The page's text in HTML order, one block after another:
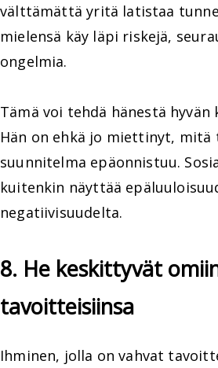
välttämättä yritä latistaa
mielensä käy läpi riskejä,
ongelmia.
Tämä voi tehdä hänestä
Hän on ehkä jo miettinyt, mitä
suunnitelma epäonnistuu.
kuitenkin näyttää
negatiivisuudelta.
8. He keskittyvät
tavoitteisiinsa
Ihminen, jolla on vahvat